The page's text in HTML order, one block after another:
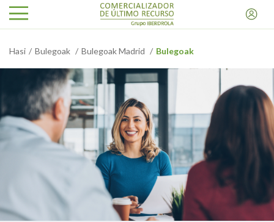
Hasi Bulegoak Bulegoak Madrid Bulegoak